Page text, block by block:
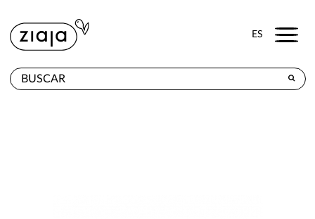
ES Menu